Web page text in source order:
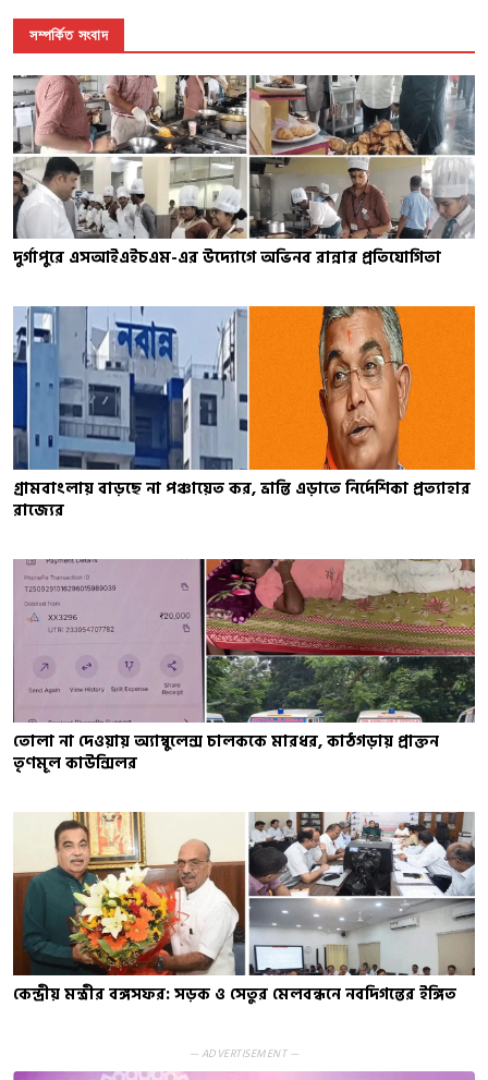
সম্পর্কিত সংবাদ
দুর্গাপুরে এসআইএইচএম-এর উদ্যোগে অভিনব রান্নার প্রতিযোগিতা
গ্রামবাংলায় বাড়ছে না পঞ্চায়েত কর, ভ্রান্তি এড়াতে নির্দেশিকা প্রত্যাহার
রাজ্যের
তোলা না দেওয়ায় অ্যাম্বুলেন্স চালককে মারধর, কাঠগড়ায় প্রাক্তন
তৃণমূল কাউন্সিলর
কেন্দ্রীয় মন্ত্রীর বঙ্গসফর: সড়ক ও সেতুর মেলবন্ধনে নবদিগন্তের ইঙ্গিত
— ADVERTISEMENT —